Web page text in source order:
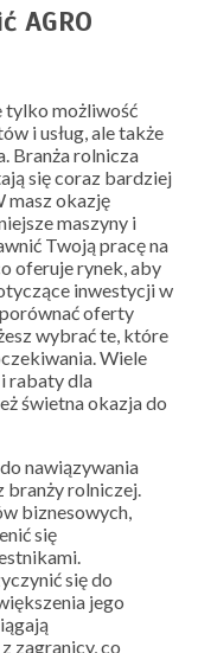
AGRO
tylko możliwość
i usług, ale także
Branża rolnicza
się coraz bardziej
masz okazję
maszyny i
Twoją pracę na
oferuje rynek, aby
inwestycji w
oferty
wybrać te, które
Wiele
rabaty dla
świetna okazja do
nawiązywania
branży rolniczej.
biznesowych,
się
się do
jego
zagranicy, co